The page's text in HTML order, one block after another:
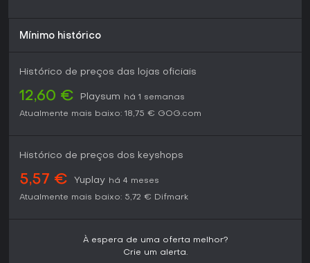
Mínimo histórico
Histórico de preços das lojas oficiais
12,60 € Playsum
há 1 semanas
Atualmente mais baixo: 18,75 € GOG.com
Histórico de preços dos keyshops
5,57 € Yuplay há 4 meses
Atualmente mais baixo: 5,72 € Difmark
À espera de uma oferta melhor?
Crie um alerta.